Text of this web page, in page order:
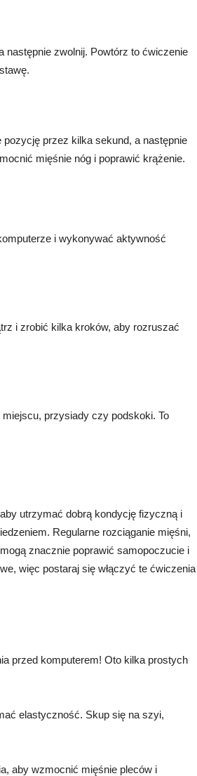
następnie zwolnij. Powtórz to ćwiczenie
pozycję przez kilka sekund, a następnie
mięśnie nóg i poprawić krążenie.
i wykonywać aktywność
i zrobić kilka kroków, aby rozruszać
przysiady czy podskoki. To
utrzymać dobrą kondycję fizyczną i
Regularne rozciąganie mięśni,
znacznie poprawić samopoczucie i
więc postaraj się włączyć te ćwiczenia
przed komputerem! Oto kilka prostych
elastyczność. Skup się na szyi,
aby wzmocnić mięśnie pleców i